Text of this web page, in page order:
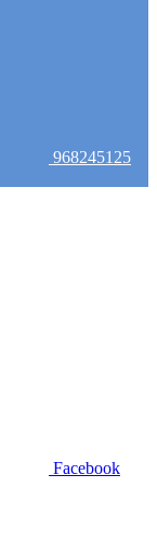
968245125
Facebook